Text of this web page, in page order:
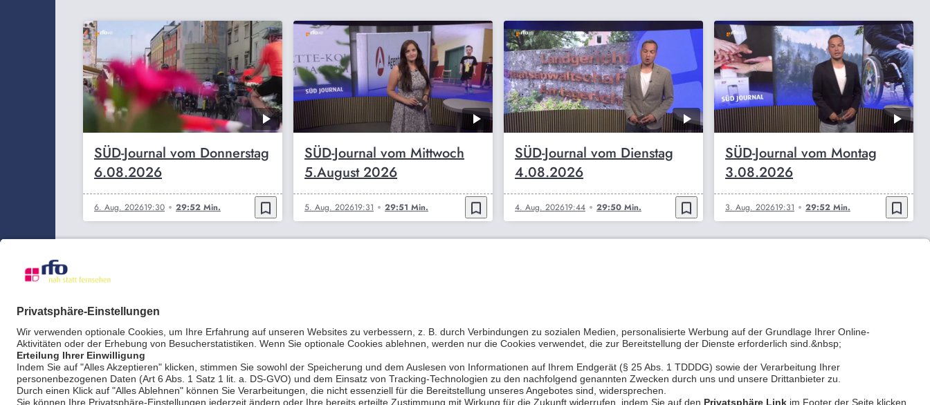
SÜD-Journal vom Donnerstag
6.08.2026
6. Aug. 202619:30 29:52 Min. bookmark_border
SÜD-Journal vom Mittwoch
5.August 2026
5. Aug. 202619:31 29:51 Min. bookmark_border
SÜD-Journal vom Dienstag
4.08.2026
4. Aug. 202619:44 29:50 Min. bookmark_border
SÜD-Journal vom Montag
3.08.2026
3. Aug. 202619:31 29:52 Min. bookmark_border